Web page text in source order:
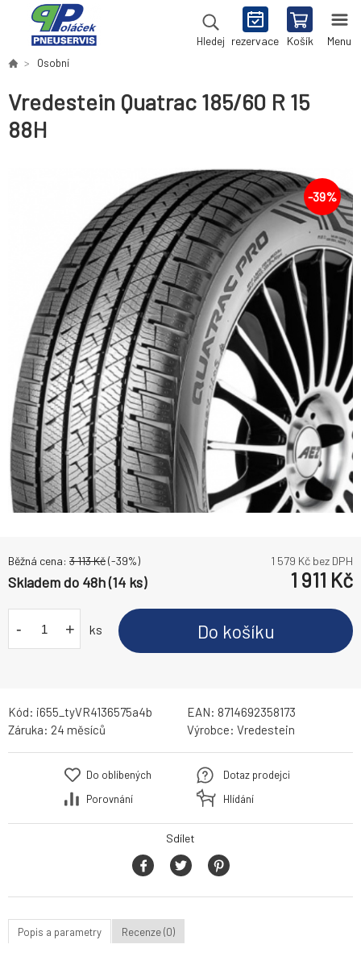
Hledej rezervace Košík Menu
Osobní
Vredestein Quatrac 185/60 R 15
88H
-39%
Běžná cena: 3 113Kč(-39%) 1 579 Kč bez DPH
Skladem do 48h (14 ks) 1 911 Kč
- + ks Do košíku
Kód: i655_tyVR4136575a4b EAN: 8714692358173
Záruka: 24 měsíců Výrobce: Vredestein
Do oblíbených
Porovnání
Dotaz prodejci
Hlídání
Sdílet
Popis a parametry Recenze (0)